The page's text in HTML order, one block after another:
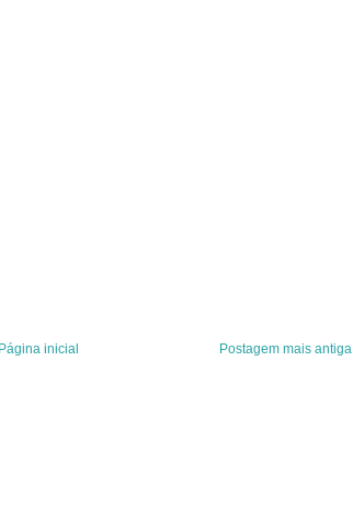
Postagem mais antiga
Página inicial